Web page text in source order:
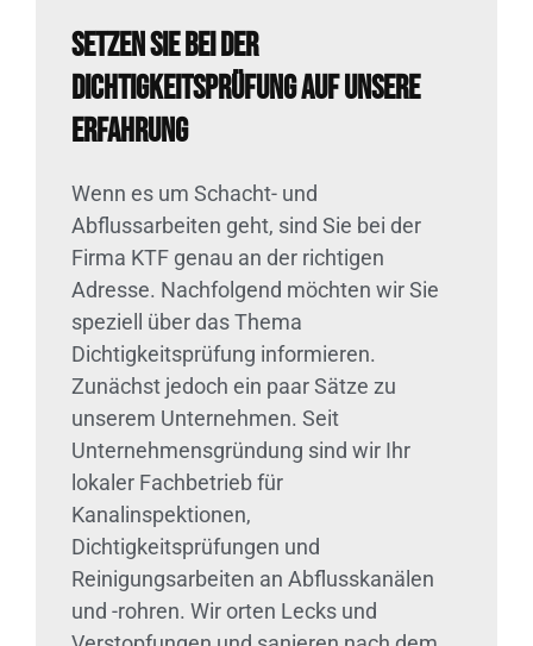
Setzen Sie bei der
Dichtigkeitsprüfung auf unsere
Erfahrung
Wenn es um Schacht- und
Abflussarbeiten geht, sind Sie bei der
Firma KTF genau an der richtigen
Adresse. Nachfolgend möchten wir Sie
speziell über das Thema
Dichtigkeitsprüfung informieren.
Zunächst jedoch ein paar Sätze zu
unserem Unternehmen. Seit
Unternehmensgründung sind wir Ihr
lokaler Fachbetrieb für
Kanalinspektionen,
Dichtigkeitsprüfungen und
Reinigungsarbeiten an Abflusskanälen
und -rohren. Wir orten Lecks und